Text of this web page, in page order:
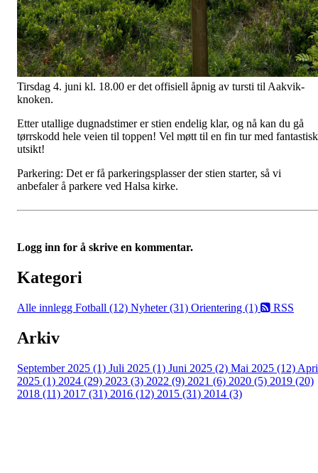
Tirsdag 4. juni kl. 18.00 er det offisiell åpnig av tursti til Aakvik-
knoken.
Etter utallige dugnadstimer er stien endelig klar, og nå kan du gå
tørrskodd hele veien til toppen! Vel møtt til en fin tur med fantastisk
utsikt!
Parkering: Det er få parkeringsplasser der stien starter, så vi
anbefaler å parkere ved Halsa kirke.
Logg inn for å skrive en kommentar.
Kategori
Alle innlegg Fotball (12) Nyheter (31) Orientering (1) RSS
Arkiv
September 2025 (1) Juli 2025 (1) Juni 2025 (2) Mai 2025 (12)
2025 (1) 2024 (29) 2023 (3) 2022 (9) 2021 (6) 2020 (5) 2019 (20)
2018 (11) 2017 (31) 2016 (12) 2015 (31) 2014 (3)